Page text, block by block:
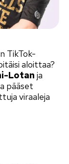
TikTok-
aloittaa?
Lotan ja
pääset
viraaleja